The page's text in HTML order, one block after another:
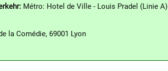
Métro: Hotel de Ville - Louis Pradel (Linie A)
la Comédie, 69001 Lyon